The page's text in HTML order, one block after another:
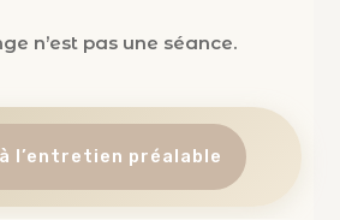
n’est pas une séance.
l’entretien préalable